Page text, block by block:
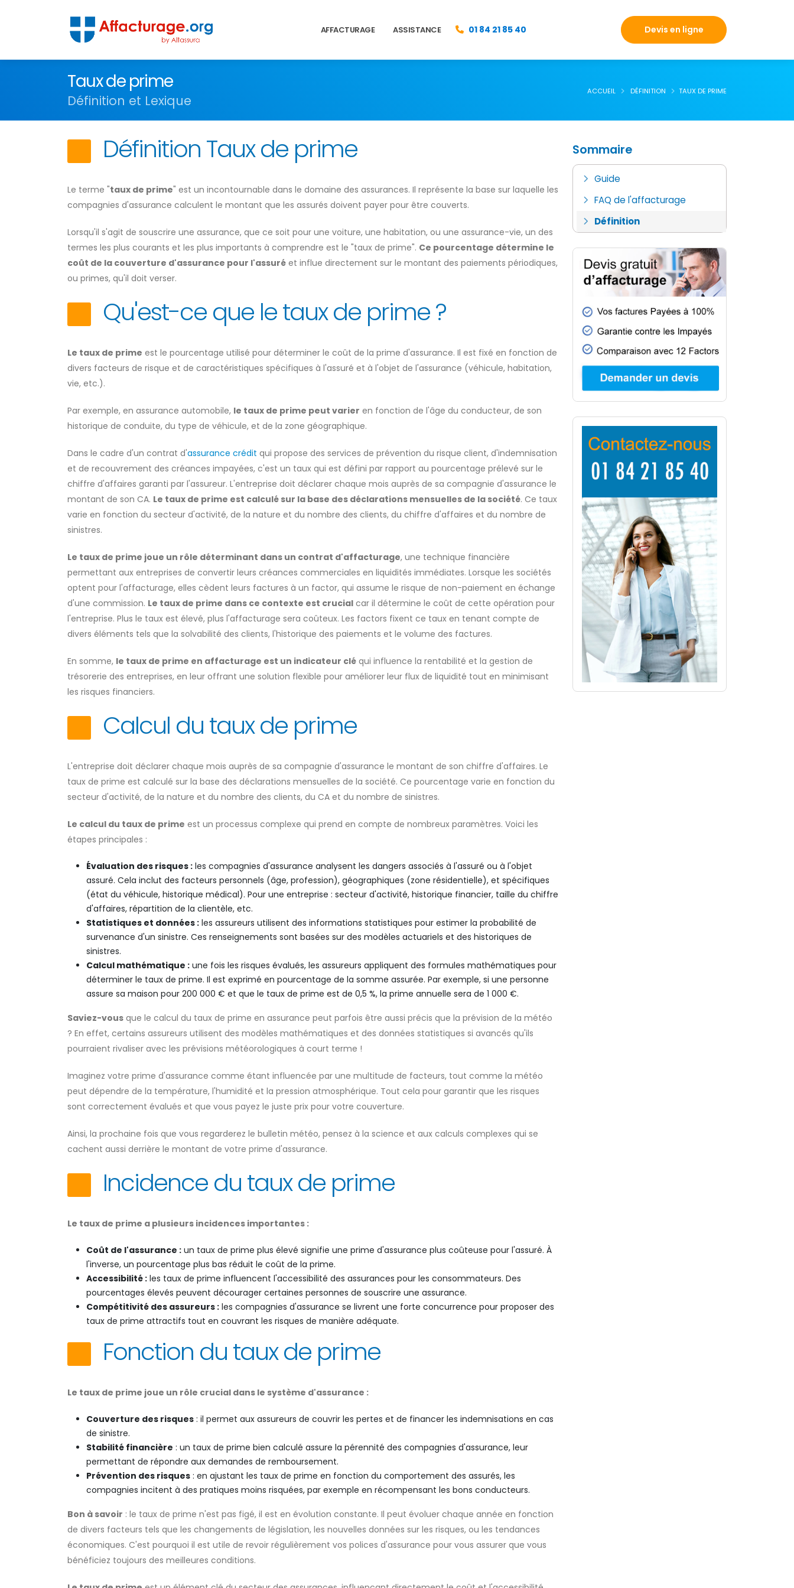
AFFACTURAGE ASSISTANCE 01 84 21 85 40 Devis en ligne
Taux de prime
Définition et Lexique
ACCUEIL DÉFINITION TAUX DE PRIME
Sommaire
Guide
FAQ de l'affacturage
Définition
Définition Taux de prime
Le terme "taux de prime" est un incontournable dans le domaine des assurances. Il représente la base sur laquelle les
compagnies d'assurance calculent le montant que les assurés doivent payer pour être couverts.
Lorsqu'il s'agit de souscrire une assurance, que ce soit pour une voiture, une habitation, ou une assurance-vie, un des
termes les plus courants et les plus importants à comprendre est le "taux de prime". Ce pourcentage détermine le
coût de la couverture d'assurance pour l'assuré et influe directement sur le montant des paiements périodiques,
ou primes, qu'il doit verser.
Qu'est-ce que le taux de prime ?
Le taux de prime est le pourcentage utilisé pour déterminer le coût de la prime d'assurance. Il est fixé en fonction de
divers facteurs de risque et de caractéristiques spécifiques à l'assuré et à l'objet de l'assurance (véhicule, habitation,
vie, etc.).
Par exemple, en assurance automobile, le taux de prime peut varier en fonction de l'âge du conducteur, de son
historique de conduite, du type de véhicule, et de la zone géographique.
Dans le cadre d'un contrat d'assurance crédit qui propose des services de prévention du risque client, d'indemnisation
et de recouvrement des créances impayées, c'est un taux qui est défini par rapport au pourcentage prélevé sur le
chiffre d'affaires garanti par l'assureur. L'entreprise doit déclarer chaque mois auprès de sa compagnie d'assurance le
montant de son CA. Le taux de prime est calculé sur la base des déclarations mensuelles de la société. Ce taux
varie en fonction du secteur d'activité, de la nature et du nombre des clients, du chiffre d'affaires et du nombre de
sinistres.
Le taux de prime joue un rôle déterminant dans un contrat d'affacturage, une technique financière
permettant aux entreprises de convertir leurs créances commerciales en liquidités immédiates. Lorsque les sociétés
optent pour l'affacturage, elles cèdent leurs factures à un factor, qui assume le risque de non-paiement en échange
d'une commission. Le taux de prime dans ce contexte est crucial car il détermine le coût de cette opération pour
l'entreprise. Plus le taux est élevé, plus l'affacturage sera coûteux. Les factors fixent ce taux en tenant compte de
divers éléments tels que la solvabilité des clients, l'historique des paiements et le volume des factures.
En somme, le taux de prime en affacturage est un indicateur clé qui influence la rentabilité et la gestion de
trésorerie des entreprises, en leur offrant une solution flexible pour améliorer leur flux de liquidité tout en minimisant
les risques financiers.
Calcul du taux de prime
L'entreprise doit déclarer chaque mois auprès de sa compagnie d'assurance le montant de son chiffre d'affaires. Le
taux de prime est calculé sur la base des déclarations mensuelles de la société. Ce pourcentage varie en fonction du
secteur d'activité, de la nature et du nombre des clients, du CA et du nombre de sinistres.
Le calcul du taux de prime est un processus complexe qui prend en compte de nombreux paramètres. Voici les
étapes principales :
Évaluation des risques : les compagnies d'assurance analysent les dangers associés à l'assuré ou à l'objet
assuré. Cela inclut des facteurs personnels (âge, profession), géographiques (zone résidentielle), et spécifiques
(état du véhicule, historique médical). Pour une entreprise : secteur d'activité, historique financier, taille du chiffre
d'affaires, répartition de la clientèle, etc.
Statistiques et données : les assureurs utilisent des informations statistiques pour estimer la probabilité de
survenance d'un sinistre. Ces renseignements sont basées sur des modèles actuariels et des historiques de
sinistres.
Calcul mathématique : une fois les risques évalués, les assureurs appliquent des formules mathématiques pour
déterminer le taux de prime. Il est exprimé en pourcentage de la somme assurée. Par exemple, si une personne
assure sa maison pour 200 000 € et que le taux de prime est de 0,5 %, la prime annuelle sera de 1 000 €.
Saviez-vous que le calcul du taux de prime en assurance peut parfois être aussi précis que la prévision de la météo
? En effet, certains assureurs utilisent des modèles mathématiques et des données statistiques si avancés qu'ils
pourraient rivaliser avec les prévisions météorologiques à court terme !
Imaginez votre prime d'assurance comme étant influencée par une multitude de facteurs, tout comme la météo
peut dépendre de la température, l'humidité et la pression atmosphérique. Tout cela pour garantir que les risques
sont correctement évalués et que vous payez le juste prix pour votre couverture.
Ainsi, la prochaine fois que vous regarderez le bulletin météo, pensez à la science et aux calculs complexes qui se
cachent aussi derrière le montant de votre prime d'assurance.
Incidence du taux de prime
Le taux de prime a plusieurs incidences importantes :
Coût de l'assurance : un taux de prime plus élevé signifie une prime d'assurance plus coûteuse pour l'assuré. À
l'inverse, un pourcentage plus bas réduit le coût de la prime.
Accessibilité : les taux de prime influencent l'accessibilité des assurances pour les consommateurs. Des
pourcentages élevés peuvent décourager certaines personnes de souscrire une assurance.
Compétitivité des assureurs : les compagnies d'assurance se livrent une forte concurrence pour proposer des
taux de prime attractifs tout en couvrant les risques de manière adéquate.
Fonction du taux de prime
Le taux de prime joue un rôle crucial dans le système d'assurance :
Couverture des risques : il permet aux assureurs de couvrir les pertes et de financer les indemnisations en cas
de sinistre.
Stabilité financière : un taux de prime bien calculé assure la pérennité des compagnies d'assurance, leur
permettant de répondre aux demandes de remboursement.
Prévention des risques : en ajustant les taux de prime en fonction du comportement des assurés, les
compagnies incitent à des pratiques moins risquées, par exemple en récompensant les bons conducteurs.
Bon à savoir : le taux de prime n'est pas figé, il est en évolution constante. Il peut évoluer chaque année en fonction
de divers facteurs tels que les changements de législation, les nouvelles données sur les risques, ou les tendances
économiques. C'est pourquoi il est utile de revoir régulièrement vos polices d'assurance pour vous assurer que vous
bénéficiez toujours des meilleures conditions.